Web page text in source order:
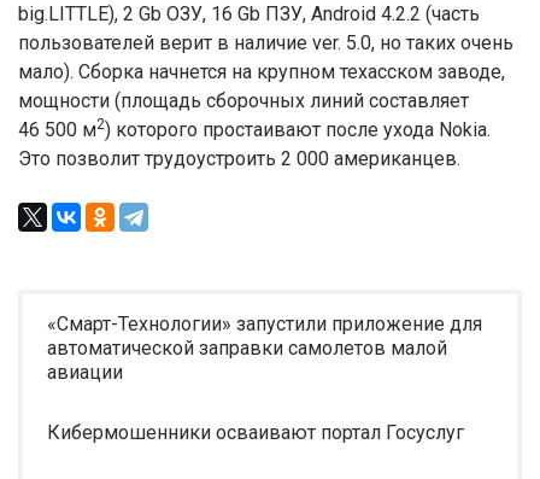
big.LITTLE), 2 Gb ОЗУ, 16 Gb ПЗУ, Android 4.2.2 (часть
пользователей верит в наличие ver. 5.0, но таких очень
мало). Сборка начнется на крупном техасском заводе,
мощности (площадь сборочных линий составляет
46 500 м2) которого простаивают после ухода Nokia.
Это позволит трудоустроить 2 000 американцев.
«Смарт-Технологии» запустили приложение для
автоматической заправки самолетов малой
авиации
Кибермошенники осваивают портал Госуслуг